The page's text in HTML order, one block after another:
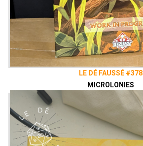
LE DÉ FAUSSÉ #378
MICROLONIES